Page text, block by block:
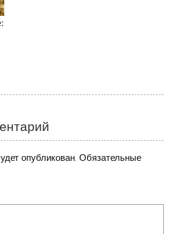
опубликован. Обязательные